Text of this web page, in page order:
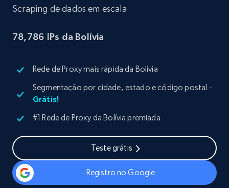
Scraping de dados em escala
78,786 IPs da Bolívia
Rede de Proxy mais rápida da Bolívia
Segmentação por cidade, estado e código postal -
Grátis!
#1 Rede de Proxy da Bolívia premiada
Teste grátis
Registro no Google